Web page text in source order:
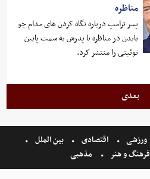
مناظره
پسر ترامپ درباره نگاه کردن های مدام جو
بایدن در مناظره با پدرش به سمت پایین
توئیتی را منتشر کرد.
بعدی
ورزشی اقتصادی
بین الملل
فرهنگ و هنر مذهبی